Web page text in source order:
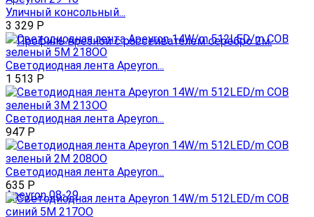
Уличный консольный...
3 329 Р
Светодиодная лента Apeyron...
1 513 Р
Светодиодная лента Apeyron...
947 Р
Светодиодная лента Apeyron...
635 Р